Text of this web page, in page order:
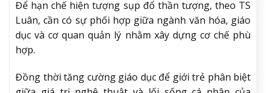
Để hạn chế hiện tượng sụp đổ thần tượng, theo TS
Luân, cần có sự phối hợp giữa ngành văn hóa, giáo
dục và cơ quan quản lý nhằm xây dựng cơ chế phù
hợp.
Đồng thời tăng cường giáo dục để giới trẻ phân biệt